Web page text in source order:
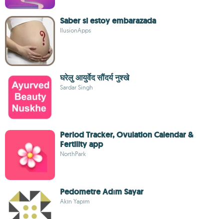
Saber si estoy embarazada
IlusionApps
घरेलु आयुर्वेद सौंदर्य नुश्खे
Sardar Singh
Period Tracker, Ovulation Calendar &
Fertility app
NorthPark
Pedometre Adım Sayar
Akın Yapım